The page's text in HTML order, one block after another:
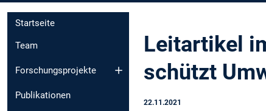
Startseite
Team
Forschungsprojekte
Publikationen
Leitartikel
schützt
22.11.2021